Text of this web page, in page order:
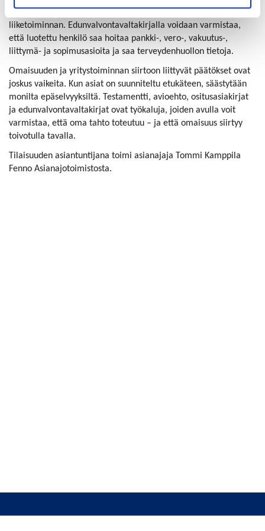
liiketoiminnan. Edunvalvontavaltakirjalla voidaan varmistaa,
että luotettu henkilö saa hoitaa pankki-, vero-, vakuutus-,
liittymä- ja sopimusasioita ja saa terveydenhuollon tietoja.
Omaisuuden ja yritystoiminnan siirtoon liittyvät päätökset ovat
joskus vaikeita. Kun asiat on suunniteltu etukäteen, säästytään
monilta epäselvyyksiltä. Testamentti, avioehto, ositusasiakirjat
ja edunvalvontavaltakirjat ovat työkaluja, joiden avulla voit
varmistaa, että oma tahto toteutuu – ja että omaisuus siirtyy
toivotulla tavalla.
Tilaisuuden asiantuntijana toimi asianajaja Tommi Kamppila
Fenno Asianajotoimistosta.